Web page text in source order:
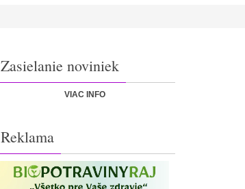
Zasielanie noviniek
VIAC INFO
Reklama